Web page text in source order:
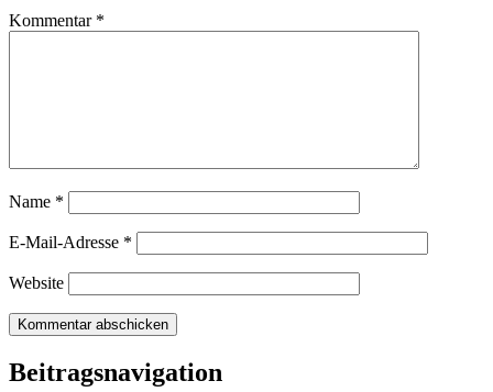
Kommentar *
Name *
E-Mail-Adresse *
Website
Beitragsnavigation